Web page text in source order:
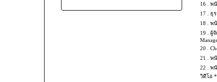
16 . พ
17 .
ธุ
18 . พ
19 . ผู้
20 .
21 . พ
22 . พ
วิดีโอ